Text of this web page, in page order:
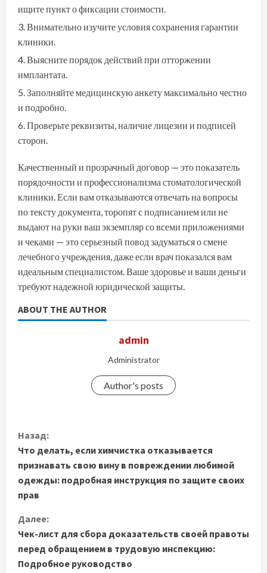
ищите пункт о фиксации стоимости.
Внимательно изучите условия сохранения гарантии
клиники.
Выясните порядок действий при отторжении
имплантата.
Заполняйте медицинскую анкету максимально честно
и подробно.
Проверьте реквизиты, наличие лицезии и подписей
сторон.
Качественный и прозрачный договор — это показатель
порядочности и профессионализма стоматологической
клиники. Если вам отказываются отвечать на вопросы
по тексту документа, торопят с подписанием или не
выдают на руки ваш экземпляр со всеми приложениями
и чеками — это серьезный повод задуматься о смене
лечебного учреждения, даже если врач показался вам
идеальным специалистом. Ваше здоровье и ваши деньги
требуют надежной юридической защиты.
ABOUT THE AUTHOR
admin
Administrator
Author's posts
П
р
о
д
о
л
Назад:
Что делать, если химчистка отказывается
признавать свою вину в повреждении любимой
одежды: подробная инструкция по защите своих
прав
Далее:
Чек-лист для сбора доказательств своей правоты
перед обращением в трудовую инспекцию:
Подробное руководство